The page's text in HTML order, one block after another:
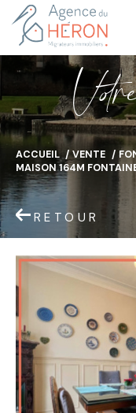
Vor
ACCUEIL VENTE
MAISON 164M
RETOUR